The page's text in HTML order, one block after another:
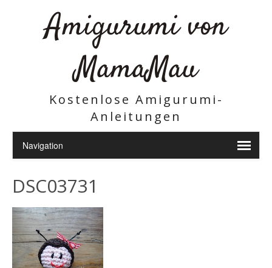
Amigurumi von
MamaMau
Kostenlose Amigurumi-
Anleitungen
DSC03731